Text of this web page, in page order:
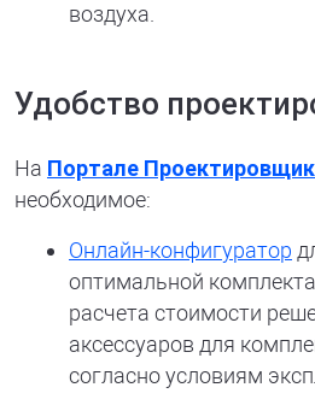
воздуха.
Удобство
На Портале
необходимое:
Онлайн-конфигуратор
оптимальной
расчета стоимости
аксессуаров для
согласно условиям